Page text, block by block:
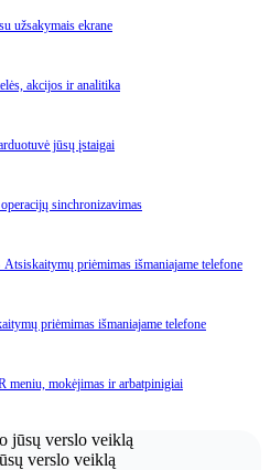
užsakymais ekrane
akcijos ir analitika
jūsų įstaigai
sinchronizavimas
Atsiskaitymų priėmimas išmaniajame telefone
priėmimas išmaniajame telefone
meniu, mokėjimas ir arbatpinigiai
verslo veiklą